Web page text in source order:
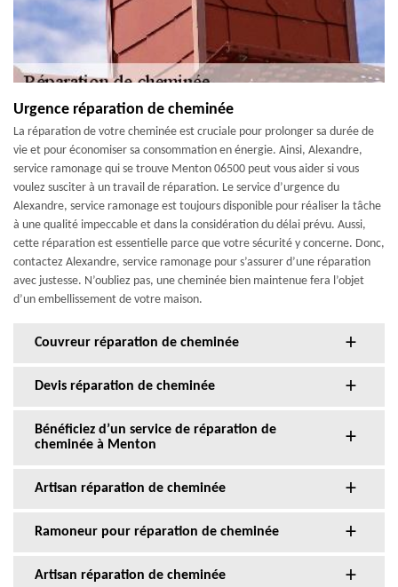
Urgence réparation de cheminée
La réparation de votre cheminée est cruciale pour prolonger sa durée de
vie et pour économiser sa consommation en énergie. Ainsi, Alexandre,
service ramonage qui se trouve Menton 06500 peut vous aider si vous
voulez susciter à un travail de réparation. Le service d’urgence du
Alexandre, service ramonage est toujours disponible pour réaliser la tâche
à une qualité impeccable et dans la considération du délai prévu. Aussi,
cette réparation est essentielle parce que votre sécurité y concerne. Donc,
contactez Alexandre, service ramonage pour s’assurer d’une réparation
avec justesse. N’oubliez pas, une cheminée bien maintenue fera l’objet
d’un embellissement de votre maison.
Couvreur réparation de cheminée
Devis réparation de cheminée
Bénéficiez d’un service de réparation de
cheminée à Menton
Artisan réparation de cheminée
Ramoneur pour réparation de cheminée
Artisan réparation de cheminée